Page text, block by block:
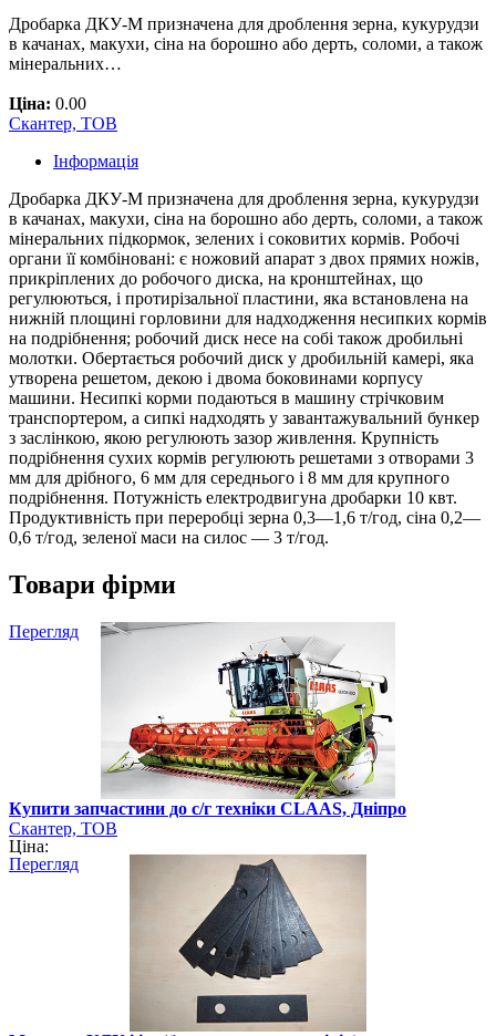
Дробарка ДКУ-М призначена для дроблення зерна, кукурудзи
в качанах, макухи, сіна на борошно або дерть, соломи, а також
мінеральних…
Ціна: 0.00
Скантер, ТОВ
Інформація
Дробарка ДКУ-М призначена для дроблення зерна, кукурудзи
в качанах, макухи, сіна на борошно або дерть, соломи, а також
мінеральних підкормок, зелених і соковитих кормів. Робочі
органи її комбіновані: є ножовий апарат з двох прямих ножів,
прикріплених до робочого диска, на кронштейнах, що
регулюються, і протирізальної пластини, яка встановлена на
нижній площині горловини для надходження несипких кормів
на подрібнення; робочий диск несе на собі також дробильні
молотки. Обертається робочий диск у дробильній камері, яка
утворена решетом, декою і двома боковинами корпусу
машини. Несипкі корми подаються в машину стрічковим
транспортером, а сипкі надходять у завантажувальний бункер
з заслінкою, якою регулюють зазор живлення. Крупність
подрібнення сухих кормів регулюють решетами з отворами 3
мм для дрібного, 6 мм для середнього і 8 мм для крупного
подрібнення. Потужність електродвигуна дробарки 10 квт.
Продуктивність при переробці зерна 0,3—1,6 т/год, сіна 0,2—
0,6 т/год, зеленої маси на силос — 3 т/год.
Товари фірми
Перегляд
Купити запчастини до с/г техніки CLAAS, Дніпро
Скантер, ТОВ
Ціна:
Перегляд